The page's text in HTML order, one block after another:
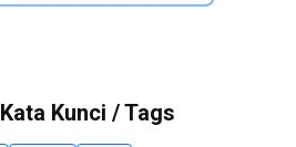
Kata Kunci / Tags